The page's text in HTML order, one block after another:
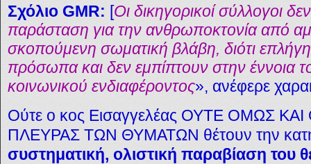
Σχόλιο GMR: [Οι δικηγορικοί σύλλογοι
παράσταση για την ανθρωποκτονία από
σκοπούμενη σωματική βλάβη, διότι
πρόσωπα και δεν εμπίπτουν στην έννοια
κοινωνικού ενδιαφέροντος», ανέφερε
Ούτε ο κος Εισαγγελέας ΟΥΤΕ ΟΜΩΣ
ΠΛΕΥΡΑΣ ΤΩΝ ΘΥΜΑΤΩΝ θέτουν την
συστηματική, ολιστική παραβίαση του